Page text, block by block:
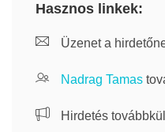
Hasznos linkek:
Üzenet a
Nadrag Tamas
Hirdetés